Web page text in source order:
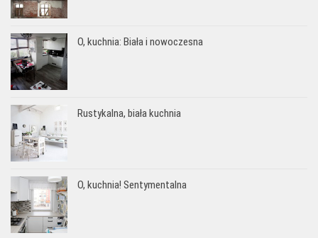
O, kuchnia: Biała i nowoczesna
Rustykalna, biała kuchnia
O, kuchnia! Sentymentalna